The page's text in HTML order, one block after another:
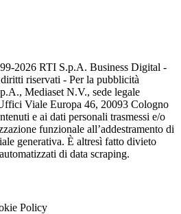
2026 RTI S.p.A. Business Digital -
riservati - Per la pubblicità
Mediaset N.V., sede legale
Viale Europa 46, 20093 Cologno
e ai dati personali trasmessi e/o
funzionale all’addestramento di
generativa. È altresì fatto divieto
di data scraping.
Policy